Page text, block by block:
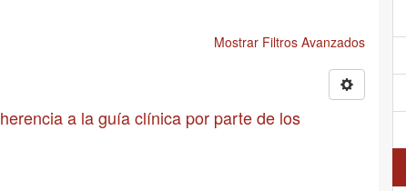
Mostrar Filtros Avanzados
a la guía clínica por parte de los